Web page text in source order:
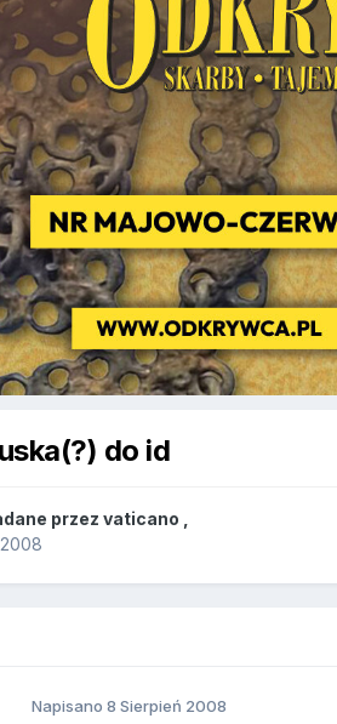
do id
przez vaticano
Napisano8 Sierpień 2008